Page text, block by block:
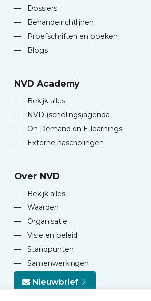
—
Dossiers
—
Behandelrichtlijnen
—
Proefschriften en boeken
—
Blogs
NVD Academy
—
Bekijk alles
—
NVD (scholings)agenda
—
On Demand en E-learnings
—
Externe nascholingen
Over NVD
—
Bekijk alles
—
Waarden
—
Organisatie
—
Visie en beleid
—
Standpunten
—
Samenwerkingen
Nieuwbrief